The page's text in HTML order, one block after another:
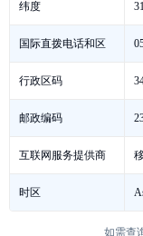
纬度
国际直拨电话和区
号
行政区码
邮政编码
互联网服务提供商
时区
如需查